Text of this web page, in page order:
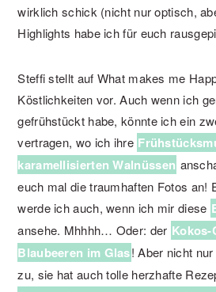
wirklich schick (nicht nur optisch,
Highlights habe ich für euch
Steffi stellt auf What makes me
Köstlichkeiten vor. Auch wenn ich
gefrühstückt habe, könnte ich ein
vertragen, wo ich ihre
karamellisierten Walnüssen
euch mal die traumhaften Fotos an!
werde ich auch, wenn ich mir diese
ansehe. Mhhhh… Oder: der Kokos-
Blaubeeren im Glas! Aber nicht
zu, sie hat auch tolle herzhafte